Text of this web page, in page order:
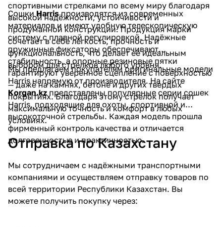
спортивными стрелками по всему миру благодаря
высокой надёжности, устойчивости и
продуманной конструкции. Продукция марки
сочетает в себе лёгкость, прочность и
функциональность, что делает её идеальным
выбором для стрелков любого уровня.
СошкиHarrisпроизводятся из современных
материалов и имеют удобную телескопическую
систему с плавной регулировкой. Надёжные
пружинные фиксаторы обеспечивают
стабильность, а опорные резиновые пятки
гарантируют уверенное сцепление с поверхностью
— даже на камнях, бетоне и других твердых
покрытиях. Благодаря этому стрелок получает
максимальную точность и комфорт в любых
условиях.
Мы предлагаем покупателям оригинальные модели
Harris напрямую от производителя. На сайте
Korgan.kzпредставлены популярные серии сошек
Harris, подходящие для охоты, спортивной и
высокоточной стрельбы. Каждая модель прошла
фирменный контроль качества и отличается
долговечностью и практичностью.
Отправка по Казахстану
Мы сотрудничаем с надёжными транспортными
компаниями и осуществляем отправку товаров по
всей территории Республики Казахстан. Вы
можете получить покупку через: